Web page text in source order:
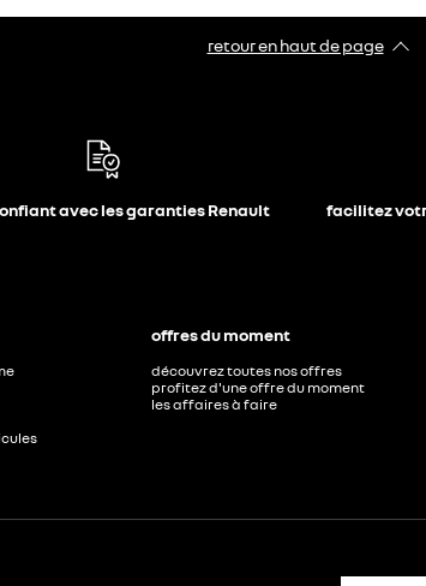
retour en haut de page​
avec les garanties Renault facilitez
offres du moment
découvrez toutes nos offres
profitez d'une offre du moment
les affaires à faire